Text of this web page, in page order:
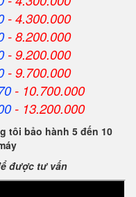
- 4.300.000
- 8.200.000
- 9.200.000
- 9.700.000
- 10.700.000
- 13.200.000
tôi bảo hành 5 đến 10
được tư vấn